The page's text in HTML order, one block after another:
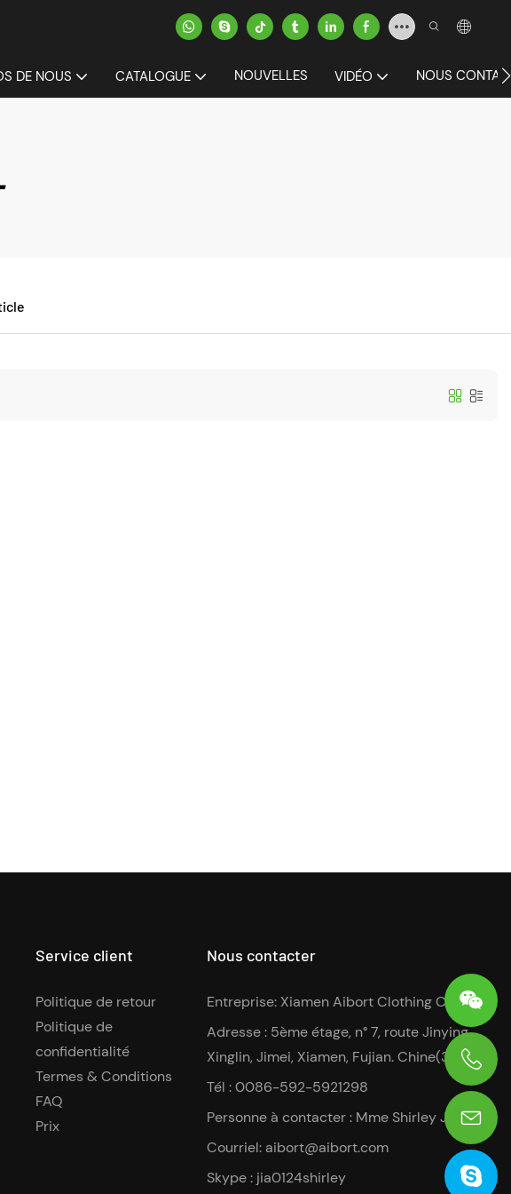
DE NOUS CATALOGUE NOUVELLES VIDÉO NOUS
Service client
Politique de retour
Politique de
confidentialité
Termes & Conditions
FAQ
Prix
Nous contacter
Entreprise: Xiamen Aibort Clothing Co., Ltd
Adresse : 5ème étage, n° 7, route Jinying,
Xinglin, Jimei, Xiamen, Fujian. Chine(361022)
Tél : 0086-592-5921298
Personne à contacter : Mme Shirley Jia
Courriel: aibort@aibort.com
Skype : jia0124shirley